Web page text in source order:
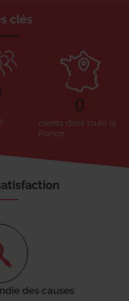
clés
clients dans toute la
France
0
des causes